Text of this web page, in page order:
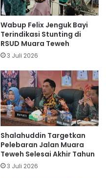
Wabup Felix Jenguk Bayi
Terindikasi Stunting di
RSUD Muara Teweh
3 Juli 2026
Shalahuddin Targetkan
Pelebaran Jalan Muara
Teweh Selesai Akhir Tahun
3 Juli 2026